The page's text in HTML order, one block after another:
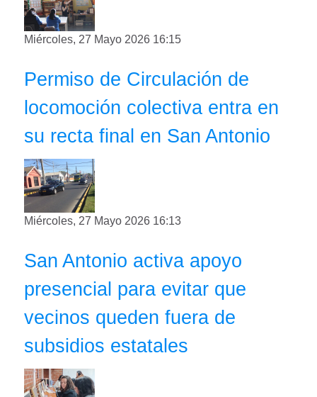
Miércoles, 27 Mayo 2026 16:15
Permiso de Circulación de
locomoción colectiva entra en
su recta final en San Antonio
Miércoles, 27 Mayo 2026 16:13
San Antonio activa apoyo
presencial para evitar que
vecinos queden fuera de
subsidios estatales